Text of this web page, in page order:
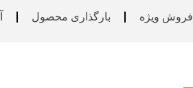
فروش ویژه بارگذاری محصول